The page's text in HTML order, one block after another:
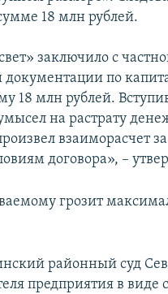
18 млн рублей.
заключило с
документации по
18 млн рублей.
на растрату
взаиморасчет
договора», –
грозит
районный суд
предприятия в